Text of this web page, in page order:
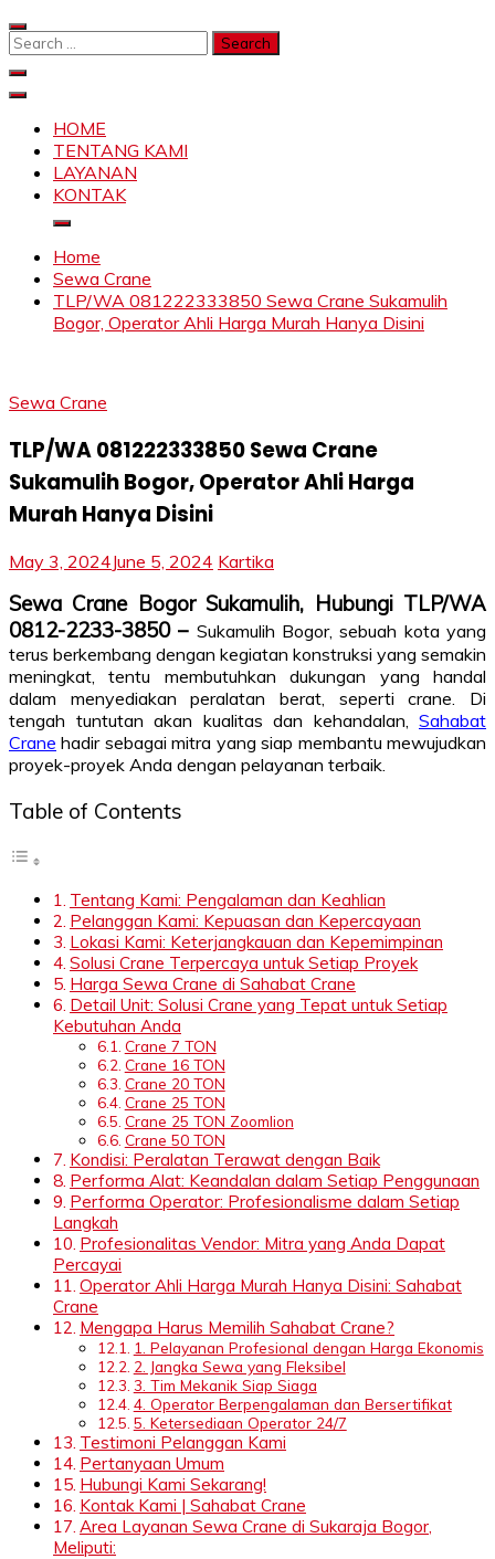
Skip
to
Search
SKYLIFTHOME
TENTANG KAMI
LAYANAN
KONTAK
Home
Sewa Crane
TLP/WA 081222333850 Sewa Crane Sukamulih
Bogor, Operator Ahli Harga Murah Hanya Disini
Sewa Crane
TLP/WA 081222333850 Sewa Crane
Sukamulih Bogor, Operator Ahli Harga
Murah Hanya Disini
May 3, 2024June 5, 2024 Kartika
Sewa Crane Bogor Sukamulih, Hubungi TLP/WA
0812-2233-3850 – Sukamulih Bogor, sebuah kota yang
terus berkembang dengan kegiatan konstruksi yang semakin
meningkat, tentu membutuhkan dukungan yang handal
dalam menyediakan peralatan berat, seperti crane. Di
tengah tuntutan akan kualitas dan kehandalan, Sahabat
Crane hadir sebagai mitra yang siap membantu mewujudkan
proyek-proyek Anda dengan pelayanan terbaik.
Table of Contents
Tentang Kami: Pengalaman dan Keahlian
Pelanggan Kami: Kepuasan dan Kepercayaan
Lokasi Kami: Keterjangkauan dan Kepemimpinan
Solusi Crane Terpercaya untuk Setiap Proyek
Harga Sewa Crane di Sahabat Crane
Detail Unit: Solusi Crane yang Tepat untuk Setiap
Kebutuhan Anda
Crane 7 TON
Crane 16 TON
Crane 20 TON
Crane 25 TON
Crane 25 TON Zoomlion
Crane 50 TON
Kondisi: Peralatan Terawat dengan Baik
Performa Alat: Keandalan dalam Setiap Penggunaan
Performa Operator: Profesionalisme dalam Setiap
Langkah
Profesionalitas Vendor: Mitra yang Anda Dapat
Percayai
Operator Ahli Harga Murah Hanya Disini: Sahabat
Crane
Mengapa Harus Memilih Sahabat Crane?
1. Pelayanan Profesional dengan Harga Ekonomis
2. Jangka Sewa yang Fleksibel
3. Tim Mekanik Siap Siaga
4. Operator Berpengalaman dan Bersertifikat
5. Ketersediaan Operator 24/7
Testimoni Pelanggan Kami
Pertanyaan Umum
Hubungi Kami Sekarang!
Kontak Kami | Sahabat Crane
Area Layanan Sewa Crane di Sukaraja Bogor,
Meliputi: